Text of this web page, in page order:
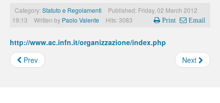
Category: Statuto e Regolamenti
Published: Friday, 02 March 2012
19:13
Written by Paolo Valente Hits: 3083 Print Email
http://www.ac.infn.it/organizzazione/index.php
Prev
Next